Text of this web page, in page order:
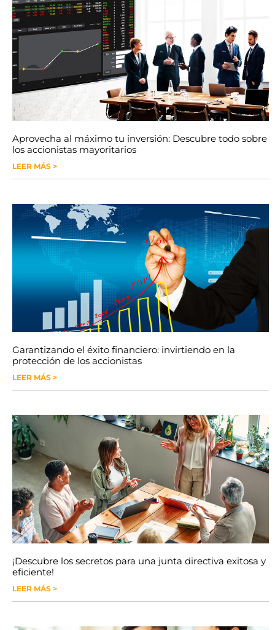
Aprovecha al máximo tu inversión: Descubre todo sobre
los accionistas mayoritarios
LEER MÁS >
Garantizando el éxito financiero: invirtiendo en la
protección de los accionistas
LEER MÁS >
¡Descubre los secretos para una junta directiva exitosa y
eficiente!
LEER MÁS >